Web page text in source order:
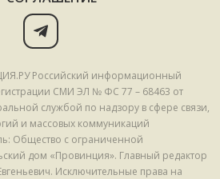
Российский информационный
СМИ ЭЛ № ФС 77 – 68463 от
службой по надзору в сфере связи,
и массовых коммуникаций
Общество с ограниченной
дом «Провинция». Главный редактор
Исключительные права на